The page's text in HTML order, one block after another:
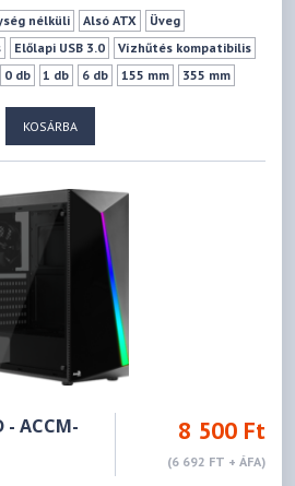
nélküli Alsó ATX
Üveg
Előlapi USB 3.0
Vízhűtés kompatibilis
0 db 1 db 6 db 155 mm 355 mm
KOSÁRBA
- ACCM-
8 500 Ft
(6 692 FT + ÁFA)